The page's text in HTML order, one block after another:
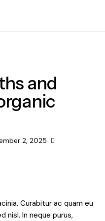
and
2, 2025
Curabitur ac quam eu
nisl. In neque purus,